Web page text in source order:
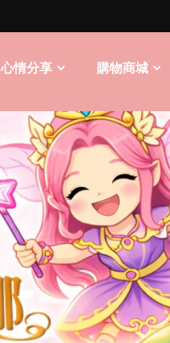
心情分享 購物商城